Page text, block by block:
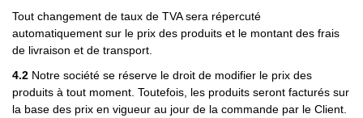
Tout changement de taux de TVA sera répercuté
automatiquement sur le prix des produits et le montant des frais
de livraison et de transport.
4.2 Notre société se réserve le droit de modifier le prix des
produits à tout moment. Toutefois, les produits seront facturés sur
la base des prix en vigueur au jour de la commande par le Client.